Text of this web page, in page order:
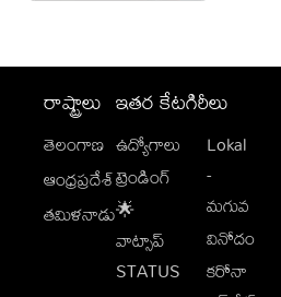
రాష్ట్రాలు
తెలంగాణ
ఆంధ్రప్రదేశ్
తమిళనాడు
ఇతర కేటగిరీలు
ఉద్యోగాలు
ట్రెండింగ్
🌟
వాట్సాప్
STATUS
Lokal
-
మగువ
వినోదం
కరోనా